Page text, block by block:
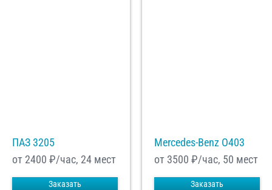
ПАЗ 3205
от 2400 ₽/час, 24 мест
Заказать
Mercedes-Benz О403
от 3500 ₽/час, 50 мест
Заказать